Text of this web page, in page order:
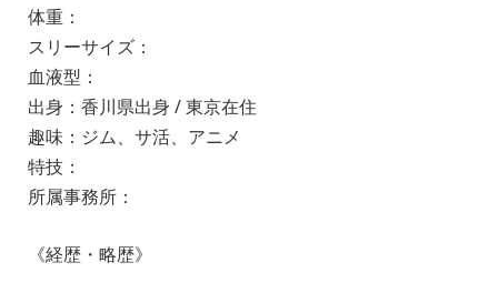
体重：
スリーサイズ：
血液型：
出身：香川県出身 / 東京在住
趣味：ジム、サ活、アニメ
特技：
所属事務所：
《経歴・略歴》